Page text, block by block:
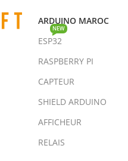
ARDUINO MAROC
ESP32
NEW
RASPBERRY PI
CAPTEUR
SHIELD ARDUINO
AFFICHEUR
RELAIS